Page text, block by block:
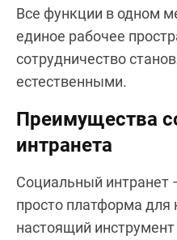
Все функции в одном
единое рабочее
сотрудничество
естественными.
Преимущества
интранета
Социальный интранет
просто платформа
настоящий